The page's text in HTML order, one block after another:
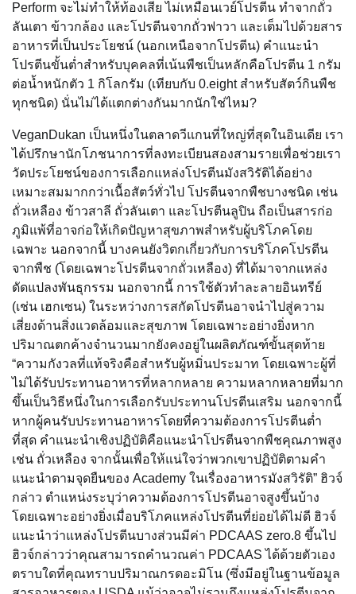
Perform จะไม่ทำให้ท้องเสีย ไม่เหมือนเวย์โปรตีน ทำจากถั่ว
ลันเตา ข้าวกล้อง และโปรตีนจากถั่วฟาวา และเต็มไปด้วยสาร
อาหารที่เป็นประโยชน์ (นอกเหนือจากโปรตีน) คำแนะนำ
โปรตีนขั้นต่ำสำหรับบุคคลที่เน้นพืชเป็นหลักคือโปรตีน 1 กรัม
ต่อน้ำหนักตัว 1 กิโลกรัม (เทียบกับ 0.eight สำหรับสัตว์กินพืช
ทุกชนิด) นั่นไม่ได้แตกต่างกันมากนักใช่ไหม?
VeganDukan เป็นหนึ่งในตลาดวีแกนที่ใหญ่ที่สุดในอินเดีย เรา
ได้ปรึกษานักโภชนาการที่ลงทะเบียนสองสามรายเพื่อช่วยเรา
วัดประโยชน์ของการเลือกแหล่งโปรตีนมังสวิรัติได้อย่าง
เหมาะสมมากกว่าเนื้อสัตว์ทั่วไป โปรตีนจากพืชบางชนิด เช่น
ถั่วเหลือง ข้าวสาลี ถั่วลันเตา และโปรตีนลูปิน ถือเป็นสารก่อ
ภูมิแพ้ที่อาจก่อให้เกิดปัญหาสุขภาพสำหรับผู้บริโภคโดย
เฉพาะ นอกจากนี้ บางคนยังวิตกเกี่ยวกับการบริโภคโปรตีน
จากพืช (โดยเฉพาะโปรตีนจากถั่วเหลือง) ที่ได้มาจากแหล่ง
ดัดแปลงพันธุกรรม นอกจากนี้ การใช้ตัวทำละลายอินทรีย์
(เช่น เฮกเซน) ในระหว่างการสกัดโปรตีนอาจนำไปสู่ความ
เสี่ยงด้านสิ่งแวดล้อมและสุขภาพ โดยเฉพาะอย่างยิ่งหาก
ปริมาณตกค้างจำนวนมากยังคงอยู่ในผลิตภัณฑ์ขั้นสุดท้าย
“ความกังวลที่แท้จริงคือสำหรับผู้หมิ่นประมาท โดยเฉพาะผู้ที่
ไม่ได้รับประทานอาหารที่หลากหลาย ความหลากหลายที่มาก
ขึ้นเป็นวิธีหนึ่งในการเลือกรับประทานโปรตีนเสริม นอกจากนี้
หากผู้คนรับประทานอาหารโดยที่ความต้องการโปรตีนต่ำ
ที่สุด คำแนะนำเชิงปฏิบัติคือแนะนำโปรตีนจากพืชคุณภาพสูง
เช่น ถั่วเหลือง จากนั้นเพื่อให้แน่ใจว่าพวกเขาปฏิบัติตามคำ
แนะนำตามจุดยืนของ Academy ในเรื่องอาหารมังสวิรัติ” ฮิวจ์
กล่าว ตำแหน่งระบุว่าความต้องการโปรตีนอาจสูงขึ้นบ้าง
โดยเฉพาะอย่างยิ่งเมื่อบริโภคแหล่งโปรตีนที่ย่อยได้ไม่ดี ฮิวจ์
แนะนำว่าแหล่งโปรตีนบางส่วนมีค่า PDCAAS zero.8 ขึ้นไป
ฮิวจ์กล่าวว่าคุณสามารถคำนวณค่า PDCAAS ได้ด้วยตัวเอง
ตราบใดที่คุณทราบปริมาณกรดอะมิโน (ซึ่งมีอยู่ในฐานข้อมูล